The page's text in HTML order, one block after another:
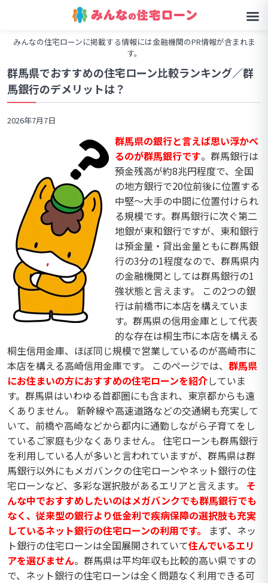
みんなの住宅ローンに掲載する情報には金融機関のPR情報が含まれま
す。
群馬県でおすすめの住宅ローン比較ランキング／群
馬銀行のデメリットは？
2026年7月7日
群馬県の銀行と言えば思い浮かべ
るのが群馬銀行です。群馬銀行は
預金残高が約8兆円程度で、全国
の地方銀行で20位前後に位置する
中堅〜大手の中間に位置付けられ
る規模です。群馬銀行に次ぐ第二
地銀が東和銀行ですが、東和銀行
は預金量・貸出金量ともに群馬銀
行の3分の1程度なので、群馬県内
の金融機関としては群馬銀行の1
強状態と言えます。 この2つの銀
行は前橋市に本店を構えていま
す。群馬県の信用金庫として代表
的な存在は桐生市に本店を構える
桐生信用金庫、ほぼ同じ規模で営業しているのが高崎市に
本店を構える高崎信用金庫です。 このページでは、 群馬県
にお住まいの方におすすめの住宅ローンを紹介していま
す。群馬県はいわゆる首都圏にも含まれ、東京都からも遠
くありません。 新幹線や高速道路などの交通網も充実して
いて、前橋や高崎などから都内に通勤しながら子育てをし
ているご家庭も少なくありません。 住宅ローンも群馬銀行
を利用している人が多いと言われていますが、群馬県は群
馬銀行以外にもメガバンクの住宅ローンやネット銀行の住
宅ローンなど、多彩な選択肢があるエリアと言えます。 そ
んな中でおすすめしたいのはメガバンクでも群馬銀行でも
なく、従来型の銀行より低金利で疾病保障の選択肢も充実
しているネット銀行の住宅ローンの利用です。
まず、ネッ
ト銀行の住宅ローンは全国展開されていて住んでいるエリ
アを選びません。群馬県は平均年収も比較的高い県ですの
で、ネット銀行の住宅ローンは全く問題なく利用できる可